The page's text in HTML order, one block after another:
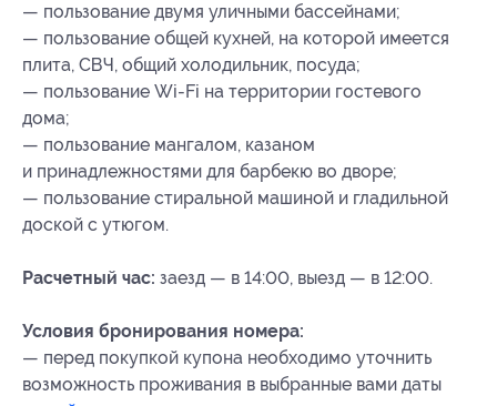
— пользование двумя уличными бассейнами;
— пользование общей кухней, на которой имеется
плита, СВЧ, общий холодильник, посуда;
— пользование Wi-Fi на территории гостевого
дома;
— пользование мангалом, казаном
и принадлежностями для барбекю во дворе;
— пользование стиральной машиной и гладильной
доской с утюгом.
Расчетный час: заезд — в 14:00, выезд — в 12:00.
Условия бронирования номера:
— перед покупкой купона необходимо уточнить
возможность проживания в выбранные вами даты